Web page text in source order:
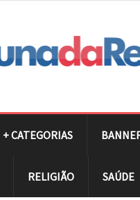
+ CATEGORIAS
RELIGIÃO SAÚDE